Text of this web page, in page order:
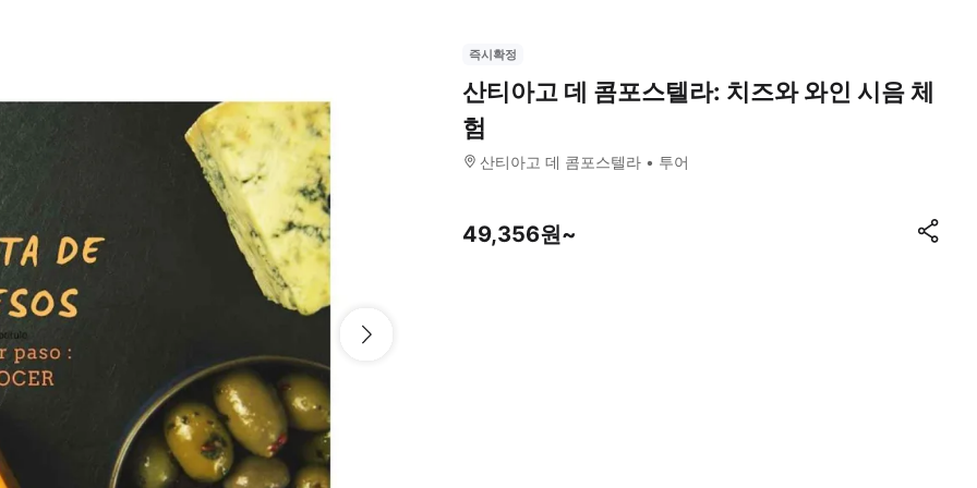
즉시확정
산티아고 데 콤포스텔라: 치즈와 와인 시음 체
험
산티아고 데 콤포스텔라 투어
49,356원~